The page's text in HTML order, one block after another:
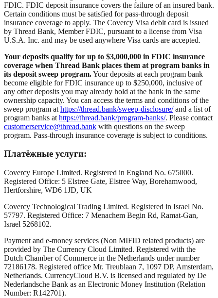
FDIC. FDIC deposit insurance covers the failure of an insured bank.
Certain conditions must be satisfied for pass-through deposit
insurance coverage to apply. The Covercy Visa debit card is issued
by Thread Bank, Member FDIC, pursuant to a license from Visa
U.S.A. Inc. and may be used anywhere Visa cards are accepted.
Your deposits qualify for up to $3,000,000 in FDIC insurance
coverage when Thread Bank places them at program banks in
its deposit sweep program.Your deposits at each program bank
become eligible for FDIC insurance up to $250,000, inclusive of
any other deposits you may already hold at the bank in the same
ownership capacity. You can access the terms and conditions of the
sweep program at https://thread.bank/sweep-disclosure/and a list of
program banks at https://thread.bank/program-banks/. Please contact
customerservice@thread.bank with questions on the sweep
program. Pass-through insurance coverage is subject to conditions.
Платёжные услуги:
Covercy Europe Limited. Registered in England No. 675000.
Registered Office: 5 Elstree Gate, Elstree Way, Borehamwood,
Hertforshire, WD6 1JD, UK
Covercy Technological Trading Limited. Registered in Israel No.
57797. Registered Office: 7 Menachem Begin Rd, Ramat-Gan,
Israel 5268102.
Payment and e-money services (Non MIFID related products) are
provided by The Currency Cloud Limited. Registered with the
Dutch Chamber of Commerce in the Netherlands under number
72186178. Registered office Mr. Treublaan 7, 1097 DP, Amsterdam,
Netherlands. CurrencyCloud B.V. is licensed and regulated by De
Nederlandsche Bank as an Electronic Money Institution (Relation
Number: R142701).